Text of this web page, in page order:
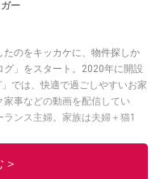
ー
のをキッカケに、物件探しか
」をスタート。2020年に開設
では、快適で過ごしやすいお家
事などの動画を配信してい
ンス主婦。家族は夫婦＋猫1